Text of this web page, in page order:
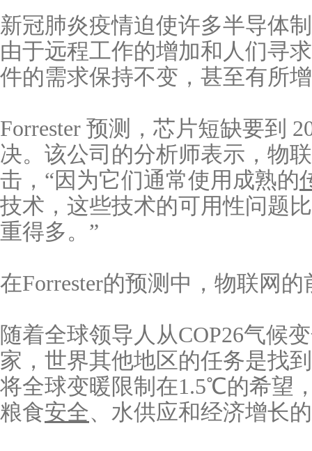
新冠肺炎疫情迫使许多半导体
由于远程工作的增加和人们寻
件的需求保持不变，甚至有所
Forrester 预测，芯片短缺要到
决。该公司的分析师表示，物
击，“因为它们通常使用成熟的
技术，这些技术的可用性问题
重得多。”
在Forrester的预测中，物联网
随着全球领导人从COP26气候
家，世界其他地区的任务是找
将全球变暖限制在1.5℃的希望
粮食安全、水供应和经济增长